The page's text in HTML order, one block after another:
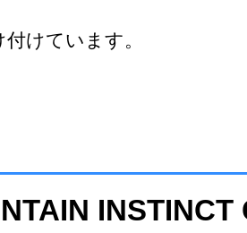
けています。
INSTINCT